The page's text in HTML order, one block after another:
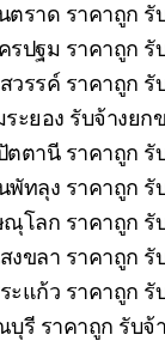
ตราด ราคาถูก รั
รปฐม ราคาถูก รั
วรรค์ ราคาถูก รั
ะยอง รับจ้างยก
ตตานี ราคาถูก รั
พัทลุง ราคาถูก รั
โลก ราคาถูก รั
งขลา ราคาถูก
ะแก้ว ราคาถูก
บุรี ราคาถูก รับจ้